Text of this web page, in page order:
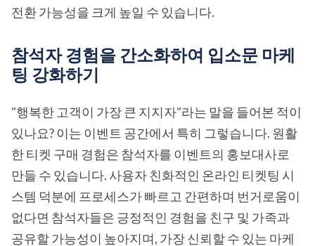
전환 가능성을 크게 높일 수 있습니다.
참석자 경험을 간소화하여 입소문 마케
팅 강화하기
"행복한 고객이 가장 큰 지지자"라는 말을 들어본 적이
있나요? 이는 이벤트 공간에서 특히 그렇습니다. 원활
한 티켓 구매 경험은 참석자를 이벤트의 홍보대사로
만들 수 있습니다. 사용자 친화적인 온라인 티켓팅 시
스템 덕분에 프로세스가 빠르고 간편하며 번거로움이
없다면 참석자들은 긍정적인 경험을 친구 및 가족과
공유할 가능성이 높아지며, 가장 신뢰할 수 있는 마케